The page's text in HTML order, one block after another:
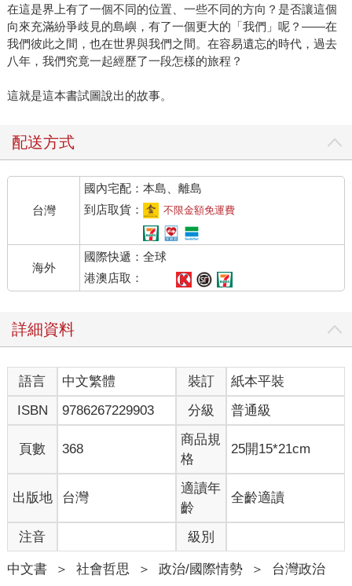
在這是界上有了一個不同的位置、一些不同的方向？是否讓這個
向來充滿紛爭歧見的島嶼，有了一個更大的「我們」呢？——在
我們彼此之間，也在世界與我們之間。在容易遺忘的時代，過去
八年，我們究竟一起經歷了一段怎樣的旅程？
這就是這本書試圖說出的故事。
配送方式
台灣
國內宅配：本島、離島
到店取貨：
不限金額免運費
海外
國際快遞：全球
港澳店取：
詳細資料
語言 中文繁體 裝訂
紙本平裝
ISBN
9786267229903 分級 普通級
頁數 368
商品規
格
25開15*21cm
出版地 台灣
適讀年
齡
全齡適讀
注音 級別
中文書 ＞ 社會哲思 ＞ 政治/國際情勢 ＞ 台灣政治